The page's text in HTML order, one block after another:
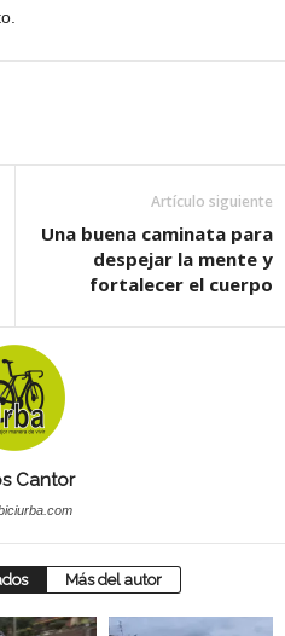
Artículo siguiente
Una buena caminata para
despejar la mente y
fortalecer el cuerpo
Cantor
Más del autor